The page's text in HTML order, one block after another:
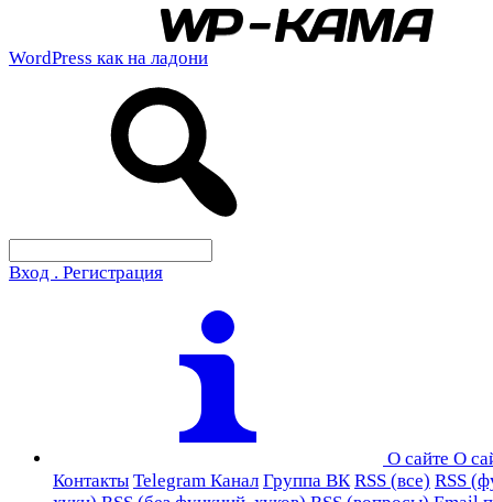
WordPress как на ладони
Вход . Регистрация
О сайте О
Контакты Telegram Канал Группа ВК RSS (все) RSS